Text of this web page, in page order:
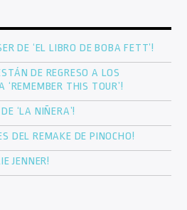
DE ‘EL LIBRO DE BOBA FETT’!
DE REGRESO A LOS
‘REMEMBER THIS TOUR’!
‘LA NIÑERA’!
DEL REMAKE DE PINOCHO!
JENNER!